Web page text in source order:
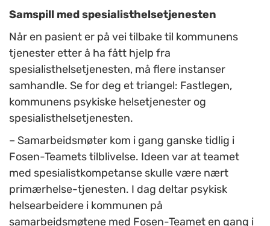
Samspill med spesialisthelsetjenesten
Når en pasient er på vei tilbake til kommunens
tjenester etter å ha fått hjelp fra
spesialisthelsetjenesten, må flere instanser
samhandle. Se for deg et triangel: Fastlegen,
kommunens psykiske helsetjenester og
spesialisthelsetjenesten.
– Samarbeidsmøter kom i gang ganske tidlig i
Fosen-Teamets tilblivelse. Ideen var at teamet
med spesialistkompetanse skulle være nært
primærhelse-tjenesten. I dag deltar psykisk
helsearbeidere i kommunen på
samarbeidsmøtene med Fosen-Teamet en gang i